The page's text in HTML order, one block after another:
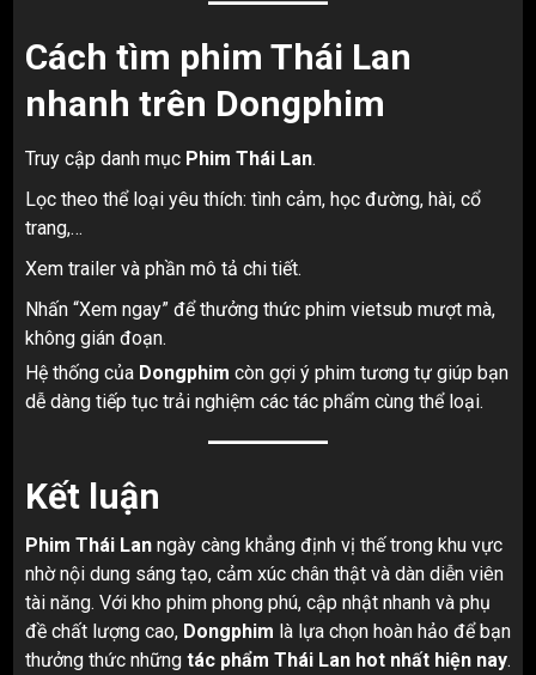
Cách tìm phim Thái Lan
nhanh trên Dongphim
Truy cập danh mục Phim Thái Lan.
Lọc theo thể loại yêu thích: tình cảm, học đường, hài, cổ
trang,…
Xem trailer và phần mô tả chi tiết.
Nhấn “Xem ngay” để thưởng thức phim vietsub mượt mà,
không gián đoạn.
Hệ thống của Dongphim còn gợi ý phim tương tự giúp bạn
dễ dàng tiếp tục trải nghiệm các tác phẩm cùng thể loại.
Kết luận
Phim Thái Lan ngày càng khẳng định vị thế trong khu vực
nhờ nội dung sáng tạo, cảm xúc chân thật và dàn diễn viên
tài năng. Với kho phim phong phú, cập nhật nhanh và phụ
đề chất lượng cao, Dongphim là lựa chọn hoàn hảo để bạn
thưởng thức những tác phẩm Thái Lan hot nhất hiện nay.